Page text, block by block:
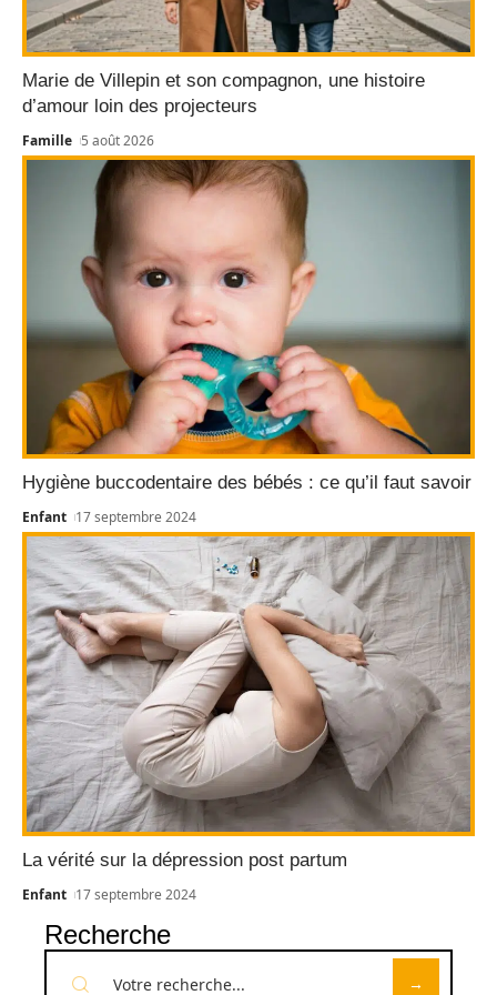
Marie de Villepin et son compagnon, une histoire
d’amour loin des projecteurs
Famille 5 août 2026
Hygiène buccodentaire des bébés : ce qu’il faut savoir
Enfant 17 septembre 2024
La vérité sur la dépression post partum
Enfant 17 septembre 2024
Recherche